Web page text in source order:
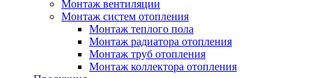
Монтаж вентиляции
Монтаж систем отопления
Монтаж теплого пола
Монтаж радиатора отопления
Монтаж труб отопления
Монтаж коллектора отопления